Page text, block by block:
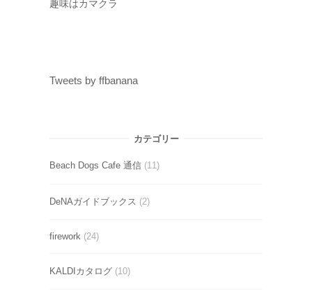
趣味はカマクラ
Tweets by ffbanana
カテゴリー
Beach Dogs Cafe 通信 (11)
DeNAガイドブックス (2)
firework (24)
KALDIカタログ (10)